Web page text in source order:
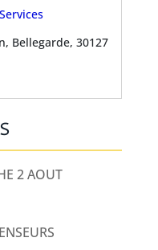
Services
Bellegarde, 30127
2 AOUT